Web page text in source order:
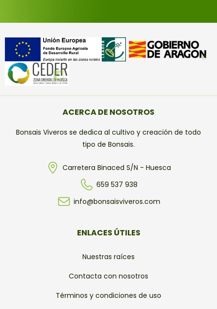
ACERCA DE NOSOTROS
Bonsais Viveros se dedica al cultivo y creación de todo
tipo de Bonsais.
Carretera Binaced S/N - Huesca
659 537 938
info@bonsaisviveros.com
ENLACES ÚTILES
Nuestras raíces
Contacta con nosotros
Términos y condiciones de uso